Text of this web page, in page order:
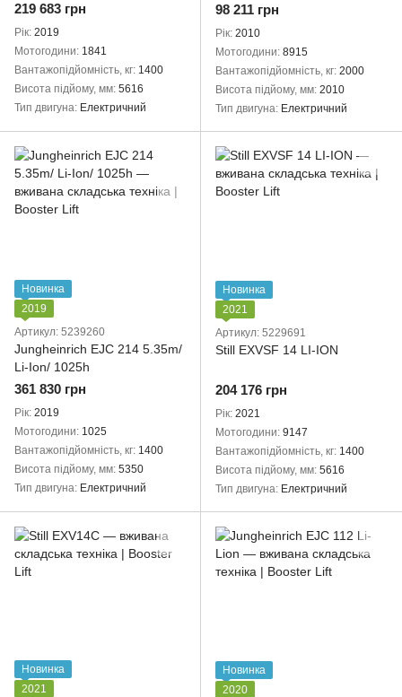
219 683 грн
Рік 2019
Мотогодини 1841
Вантажопідйомність, кг 1400
Висота підйому, мм 5616
Тип двигуна Електричний
98 211 грн
Рік 2010
Мотогодини 8915
Вантажопідйомність, кг 2000
Висота підйому, мм 2010
Тип двигуна Електричний
Новинка
2019
Артикул: 5239260
Jungheinrich EJC 214 5.35m/
Li-Ion/ 1025h
361 830 грн
Рік 2019
Мотогодини 1025
Вантажопідйомність, кг 1400
Висота підйому, мм 5350
Тип двигуна Електричний
Новинка
2021
Артикул: 5229691
Still EXVSF 14 LI-ION
204 176 грн
Рік 2021
Мотогодини 9147
Вантажопідйомність, кг 1400
Висота підйому, мм 5616
Тип двигуна Електричний
Новинка
2021
Новинка
2020